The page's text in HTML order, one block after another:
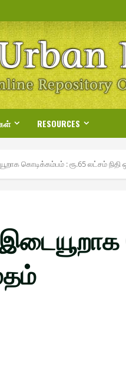
RESOURCES
கொடிக்கம்பம் : ரூ.65 லட்சம்